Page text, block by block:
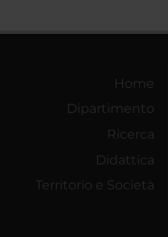
Home
Dipartimento
Ricerca
Didattica
Territorio e Società